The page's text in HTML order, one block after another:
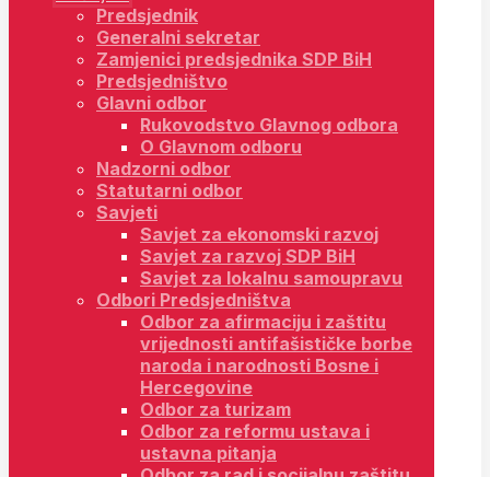
Predsjednik
Generalni sekretar
Zamjenici predsjednika SDP BiH
Predsjedništvo
Glavni odbor
Rukovodstvo Glavnog odbora
O Glavnom odboru
Nadzorni odbor
Statutarni odbor
Savjeti
Savjet za ekonomski razvoj
Savjet za razvoj SDP BiH
Savjet za lokalnu samoupravu
Odbori Predsjedništva
Odbor za afirmaciju i zaštitu
vrijednosti antifašističke borbe
naroda i narodnosti Bosne i
Hercegovine
Odbor za turizam
Odbor za reformu ustava i
ustavna pitanja